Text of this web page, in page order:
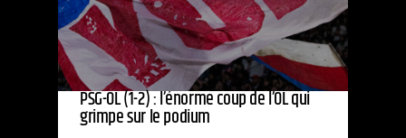
PSG-OL (1-2) : l’énorme coup de l’OL qui
grimpe sur le podium